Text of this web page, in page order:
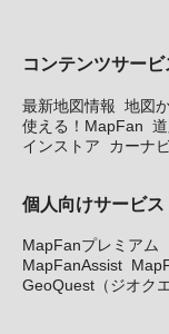
コンテンツサービ
最新地図情報 地図
使える！MapFan
インストア
カーナ
個人向けサービス
MapFanプレミアム
MapFanAssist
GeoQuest（ジオクエ